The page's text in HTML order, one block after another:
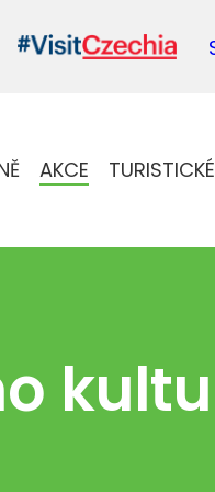
AKCE